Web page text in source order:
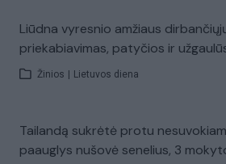
Liūdna vyresnio amžiaus
priekabiavimas, patyčios ir
Žinios Lietuvos diena
Tailandą sukrėtė protu
paauglys nušovė senelius, 3